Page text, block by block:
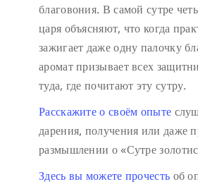
благовония. В самой сутре
царя объясняют, что когда
зажигает даже одну палочку
аромат призывает всех
туда, где почитают эту сутру.
Расскажите о своём опыте
дарения, получения или даже
размышлении о «Сутре
Здесь вы можете прочесть об